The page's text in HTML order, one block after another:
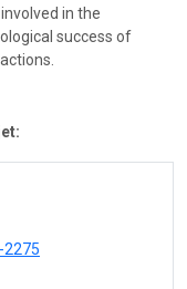
in the
success of